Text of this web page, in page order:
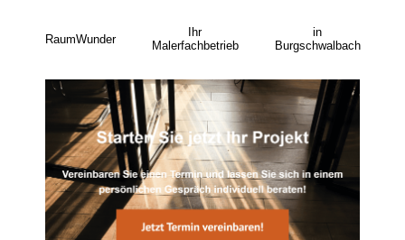
RaumWunder
Ihr
Malerfachbetrieb
in
Burgschwalbach